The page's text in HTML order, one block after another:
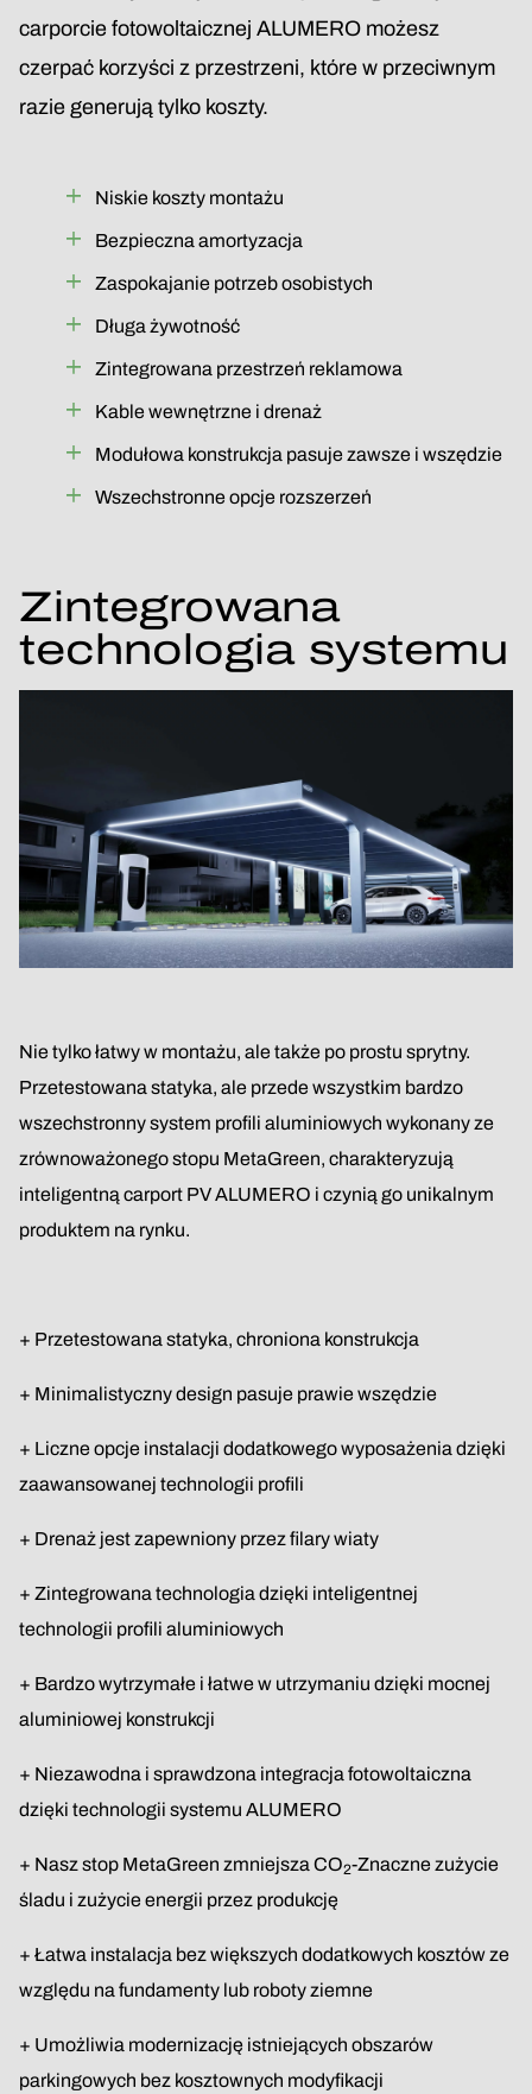
carporcie fotowoltaicznej ALUMERO możesz
czerpać korzyści z przestrzeni, które w przeciwnym
razie generują tylko koszty.
Niskie koszty montażu
Bezpieczna amortyzacja
Zaspokajanie potrzeb osobistych
Długa żywotność
Zintegrowana przestrzeń reklamowa
Kable wewnętrzne i drenaż
Modułowa konstrukcja pasuje zawsze i wszędzie
Wszechstronne opcje rozszerzeń
Zintegrowana
technologia systemu
Nie tylko łatwy w montażu, ale także po prostu sprytny.
Przetestowana statyka, ale przede wszystkim bardzo
wszechstronny system profili aluminiowych wykonany ze
zrównoważonego stopu MetaGreen, charakteryzują
inteligentną carport PV ALUMERO i czynią go unikalnym
produktem na rynku.
+ Przetestowana statyka, chroniona konstrukcja
+ Minimalistyczny design pasuje prawie wszędzie
+ Liczne opcje instalacji dodatkowego wyposażenia dzięki
zaawansowanej technologii profili
+ Drenaż jest zapewniony przez filary wiaty
+ Zintegrowana technologia dzięki inteligentnej
technologii profili aluminiowych
+ Bardzo wytrzymałe i łatwe w utrzymaniu dzięki mocnej
aluminiowej konstrukcji
+ Niezawodna i sprawdzona integracja fotowoltaiczna
dzięki technologii systemu ALUMERO
+ Nasz stop MetaGreen zmniejsza CO2-Znaczne zużycie
śladu i zużycie energii przez produkcję
+ Łatwa instalacja bez większych dodatkowych kosztów ze
względu na fundamenty lub roboty ziemne
+ Umożliwia modernizację istniejących obszarów
parkingowych bez kosztownych modyfikacji